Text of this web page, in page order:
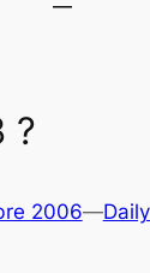
?
2006—